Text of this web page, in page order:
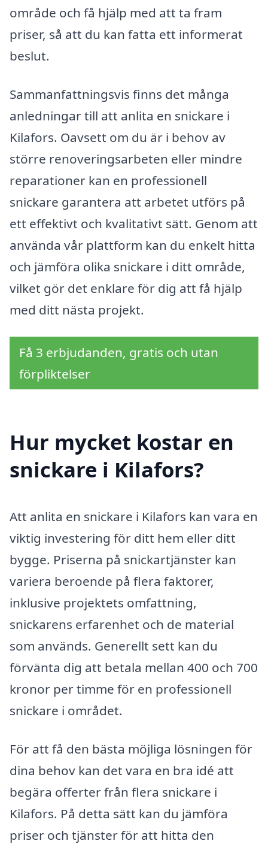
område och få hjälp med att ta fram
priser, så att du kan fatta ett informerat
beslut.
Sammanfattningsvis finns det många
anledningar till att anlita en snickare i
Kilafors. Oavsett om du är i behov av
större renoveringsarbeten eller mindre
reparationer kan en professionell
snickare garantera att arbetet utförs på
ett effektivt och kvalitativt sätt. Genom att
använda vår plattform kan du enkelt hitta
och jämföra olika snickare i ditt område,
vilket gör det enklare för dig att få hjälp
med ditt nästa projekt.
Få 3 erbjudanden, gratis och utan
förpliktelser
Hur mycket kostar en
snickare i Kilafors?
Att anlita en snickare i Kilafors kan vara en
viktig investering för ditt hem eller ditt
bygge. Priserna på snickartjänster kan
variera beroende på flera faktorer,
inklusive projektets omfattning,
snickarens erfarenhet och de material
som används. Generellt sett kan du
förvänta dig att betala mellan 400 och 700
kronor per timme för en professionell
snickare i området.
För att få den bästa möjliga lösningen för
dina behov kan det vara en bra idé att
begära offerter från flera snickare i
Kilafors. På detta sätt kan du jämföra
priser och tjänster för att hitta den